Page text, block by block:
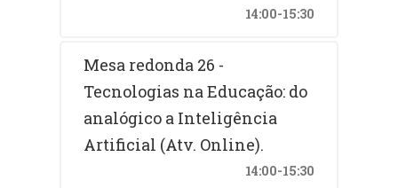
14:00-15:30
Mesa redonda 26 -
Tecnologias na Educação: do
analógico a Inteligência
Artificial (Atv. Online).
14:00-15:30